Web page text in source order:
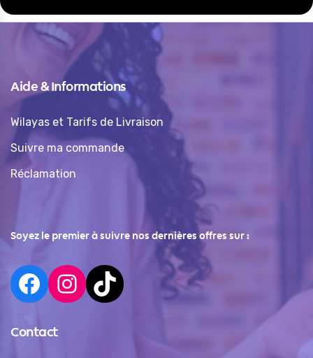
Aide & Informations
Wilayas et Tarifs de Livraison
Suivre ma commande
Réclamation
Soyez le premier à suivre nos dernières offres sur :
Contact